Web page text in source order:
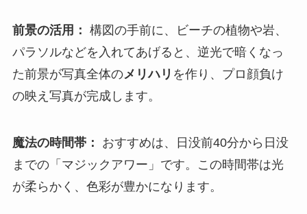
前景の活用： 構図の手前に、ビーチの植物や岩、
パラソルなどを入れてあげると、逆光で暗くなっ
た前景が写真全体のメリハリ を作り、プロ顔負け
の映え写真が完成します。
魔法の時間帯：
おすすめは、日没前40分から日没
までの「マジックアワー」です。この時間帯は光
が柔らかく、色彩が豊かになります。